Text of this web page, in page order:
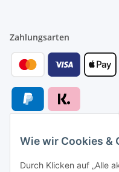
Zahlungsarten
Versandarten
Wie wir Cookies &
Durch Klicken auf „Alle